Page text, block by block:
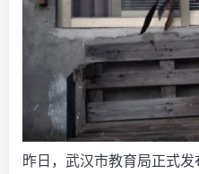
昨日，武汉市教育局正式